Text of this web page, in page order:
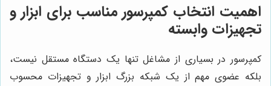
اهمیت انتخاب کمپرسور مناسب برای ابزار و
تجهیزات وابسته
کمپرسور در بسیاری از مشاغل تنها یک دستگاه مستقل نیست،
بلکه عضوی مهم از یک شبکه بزرگ ابزار و تجهیزات محسوب